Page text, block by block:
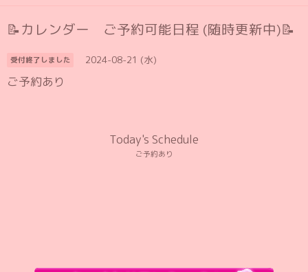
📝カレンダー ご予約可能日程 (随時更新中)📝
受付終了しました 2024-08-21 (水)
ご予約あり
Today's Schedule
ご予約あり